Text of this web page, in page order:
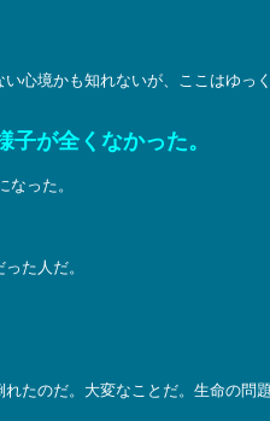
心境かも知れないが、ここはゆっ
が全くなかった。
った。
た人だ。
たのだ。大変なことだ。生命の問題